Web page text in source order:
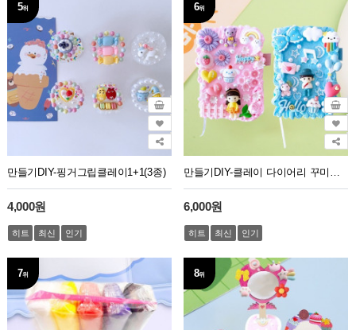
만들기DIY-핑거그립클레이1+1(3종)
4,000원
히트 최신 인기
5위
6,000원
히트 최신 인기
6위
7위 8위